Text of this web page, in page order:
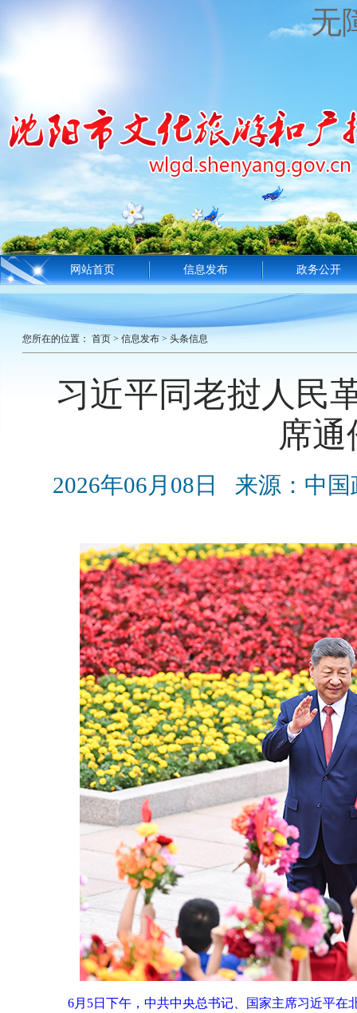
无
网站首页 信息发布 政务公开
您所在的位置： 首页 > 信息发布 > 头条信息
习近平同老挝人民
席
2026年06月08日 来源：中国
6月5日下午，中共中央总书记、国家主席习近平